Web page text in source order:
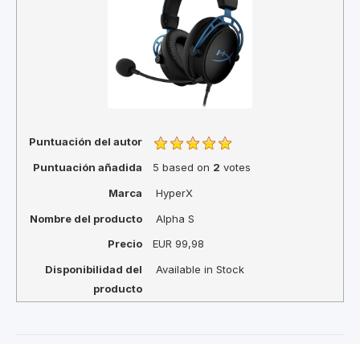
Puntuación del autor
Puntuación añadida
5 based on 2 votes
Marca
HyperX
Nombre del producto
Alpha S
Precio
EUR 99,98
Disponibilidad del
producto
Available in Stock